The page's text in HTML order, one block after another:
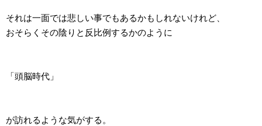
それは一面では悲しい事でもあるかもしれないけれど、
おそらくその陰りと反比例するかのように
「頭脳時代」
が訪れるような気がする。